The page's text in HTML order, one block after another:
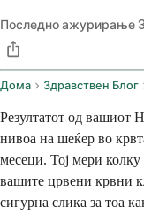
Последно ажурирање
Дома Здравствен Блог
Резултатот од вашиот
нивоа на шеќер во
месеци. Тој мери
вашите црвени крвни
сигурна слика за тоа